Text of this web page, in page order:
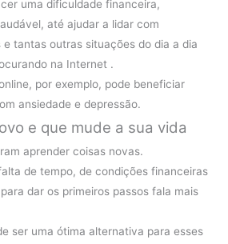
uma dificuldade financeira,
até ajudar a lidar com
e tantas outras situações do dia a dia
na Internet .
por exemplo, pode beneficiar
ansiedade e depressão.
e que mude a sua vida
aprender coisas novas.
de tempo, de condições financeiras
dar os primeiros passos fala mais
ser uma ótima alternativa para esses